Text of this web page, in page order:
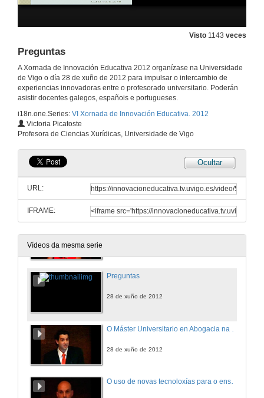
Visto 1143 veces
Preguntas
A Xornada de Innovación Educativa 2012 organízase na Universidade
de Vigo o día 28 de xuño de 2012 para impulsar o intercambio de
experiencias innovadoras entre o profesorado universitario. Poderán
asistir docentes galegos, españois e portugueses.
i18n.one.Series: VI Xornada de Innovación Educativa. 2012
Victoria Picatoste
Profesora de Ciencias Xurídicas, Universidade de Vigo
Ocultar
URL:
IFRAME:
Vídeos da mesma serie
Novas metodoloxías no ensino tridimensional da Fotogrametría
28 de xuño de 2012
28 de xuño de 2012
28 de xuño de 2012
O aprendizaxe por competencias no ámbito das Ciencias Xurídicas: unha proposta metodolóxica .
Preguntas
28 de xuño de 2012
28 de xuño de 2012
O uso de novas tecnoloxías para o ensino dunha asignatura de máster non presencial: a súa aplicación ao ámbito xurídico